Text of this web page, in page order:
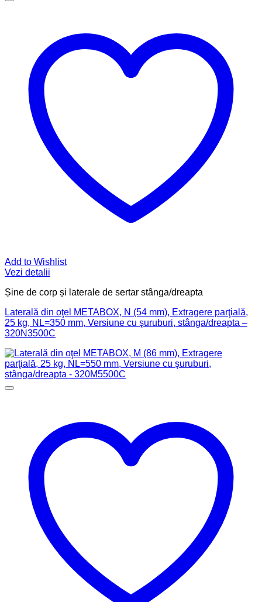
Add to Wishlist
Vezi detalii
Șine de corp și laterale de sertar stânga/dreapta
Laterală din oţel METABOX, N (54 mm), Extragere parţială,
25 kg, NL=350 mm, Versiune cu şuruburi, stânga/dreapta –
320N3500C